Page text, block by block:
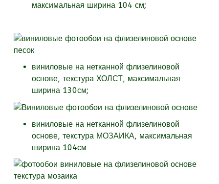
максимальная ширина 104 см;
виниловые на нетканной флизелиновой
основе, текстура ХОЛСТ, максимальная
ширина 130см;
виниловые на нетканной флизелиновой
основе, текстура МОЗАИКА, максимальная
ширина 104см